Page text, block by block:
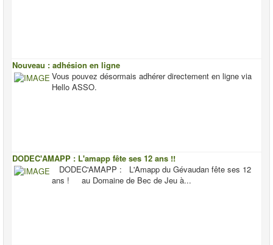
Nouveau : adhésion en ligne
Vous pouvez désormais adhérer directement en ligne via
Hello ASSO.
DODEC'AMAPP : L'amapp fête ses 12 ans !!
DODEC'AMAPP : L'Amapp du Gévaudan fête ses 12
ans ! au Domaine de Bec de Jeu à...